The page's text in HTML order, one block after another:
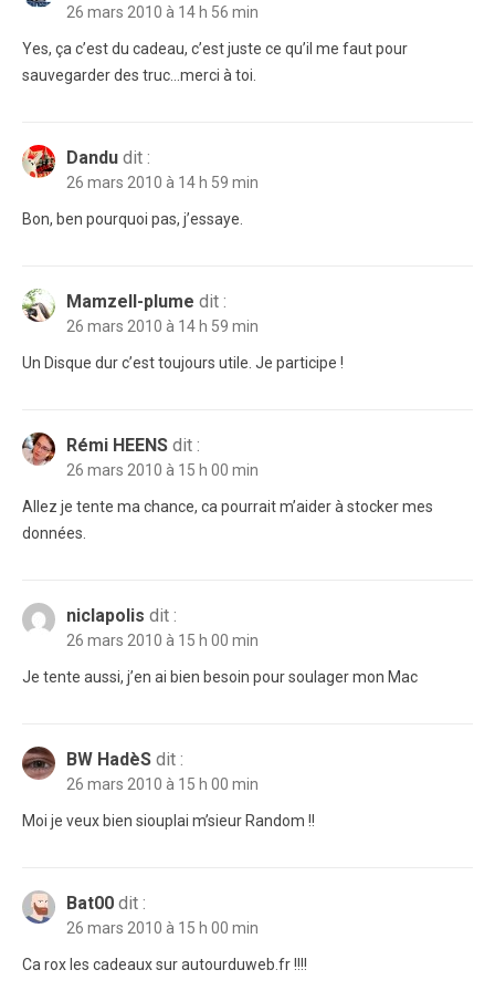
26 mars 2010 à 14 h 56 min
Yes, ça c’est du cadeau, c’est juste ce qu’il me faut pour
sauvegarder des truc…merci à toi.
Dandu dit :
26 mars 2010 à 14 h 59 min
Bon, ben pourquoi pas, j’essaye.
Mamzell-plume dit :
26 mars 2010 à 14 h 59 min
Un Disque dur c’est toujours utile. Je participe !
Rémi HEENS dit :
26 mars 2010 à 15 h 00 min
Allez je tente ma chance, ca pourrait m’aider à stocker mes
données.
niclapolis dit :
26 mars 2010 à 15 h 00 min
Je tente aussi, j’en ai bien besoin pour soulager mon Mac
BW HadèS dit :
26 mars 2010 à 15 h 00 min
Moi je veux bien siouplai m’sieur Random !!
Bat00 dit :
26 mars 2010 à 15 h 00 min
Ca rox les cadeaux sur autourduweb.fr !!!!